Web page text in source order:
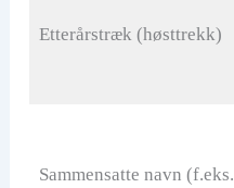
Etterårstræk (høsttrekk)
Sammensatte navn (f.eks.